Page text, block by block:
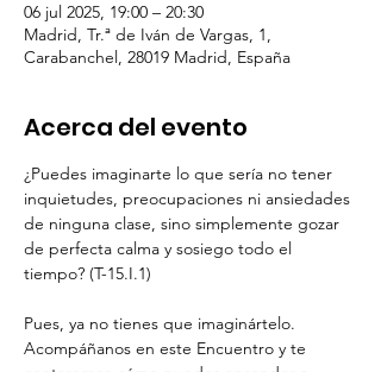
06 jul 2025, 19:00 – 20:30
Madrid, Tr.ª de Iván de Vargas, 1,
Carabanchel, 28019 Madrid, España
Acerca del evento
¿Puedes imaginarte lo que sería no tener
inquietudes, preocupaciones ni ansiedades
de ninguna clase, sino simplemente gozar
de perfecta calma y sosiego todo el
tiempo? (T-15.I.1)
Pues, ya no tienes que imaginártelo.
Acompáñanos en este Encuentro y te